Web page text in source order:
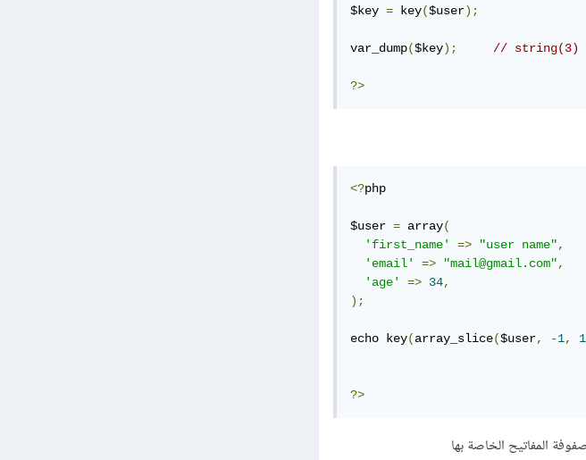
$key = key($user);
var_dump($key); // string(3)
?>
<?php
$user = array(
'first_name'
=> "user name",
'email'
=> "mail@gmail.com",
'age'
=> 34,
);
echo key(array_slice($user, -1, 1
?>